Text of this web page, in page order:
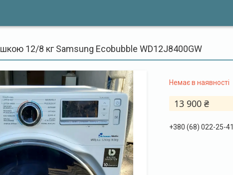
12/8 кг Samsung Ecobubble WD12J8400GW
Немає в наявності
13 900 ₴
+380 (68) 022-25-41